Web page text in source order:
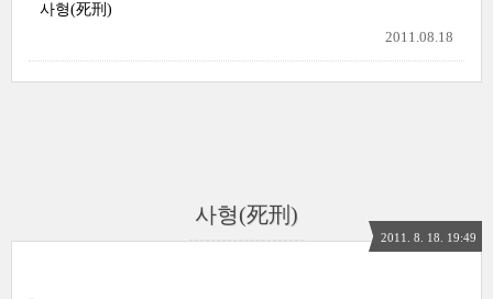
사형(死刑)
2011.08.18
사형(死刑)
2011. 8. 18. 19:49